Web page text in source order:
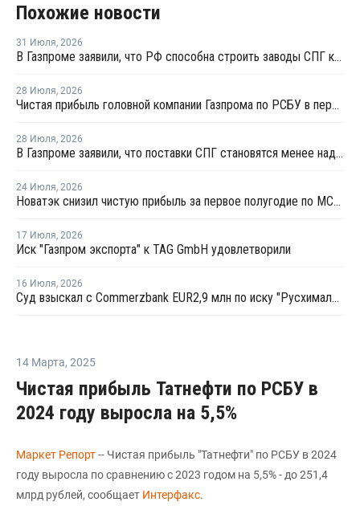
Похожие новости
31 Июля, 2026
В Газпроме заявили, что РФ способна строить заводы СПГ как у себя, так и за рубежом
28 Июля, 2026
Чистая прибыль головной компании Газпрома по РСБУ в первом полугодии составила 78 млрд рублей
28 Июля, 2026
В Газпроме заявили, что поставки СПГ становятся менее надежным способом газоснабжения
24 Июля, 2026
Новатэк снизил чистую прибыль за первое полугодие по МСФО на 3,1%
17 Июля, 2026
Иск "Газпром экспорта" к TAG GmbH удовлетворили
16 Июля, 2026
Суд взыскал с Commerzbank EUR2,9 млн по иску "Русхимальянса"
14 Марта, 2025
Чистая прибыль Татнефти по РСБУ в
2024 году выросла на 5,5%
Маркет Репорт-- Чистая прибыль "Татнефти" по РСБУ в 2024
году выросла по сравнению с 2023 годом на 5,5% - до 251,4
млрд рублей, сообщает Интерфакс.